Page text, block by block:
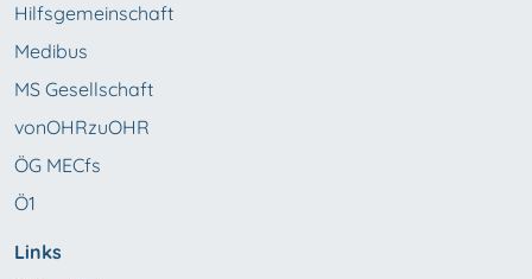
Hilfsgemeinschaft
Medibus
MS Gesellschaft
vonOHRzuOHR
ÖG MECfs
Ö1
Links